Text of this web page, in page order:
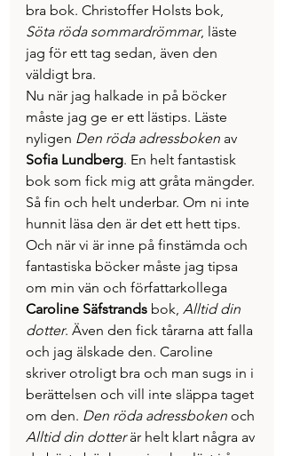
bra bok. Christoffer Holsts bok,
Söta röda sommardrömmar, läste
jag för ett tag sedan, även den
väldigt bra.
Nu när jag halkade in på böcker
måste jag ge er ett lästips. Läste
nyligen Den röda adressboken av
Sofia Lundberg. En helt fantastisk
bok som fick mig att gråta mängder.
Så fin och helt underbar. Om ni inte
hunnit läsa den är det ett hett tips.
Och när vi är inne på finstämda och
fantastiska böcker måste jag tipsa
om min vän och författarkollega
Caroline Säfstrands bok, Alltid din
dotter. Även den fick tårarna att falla
och jag älskade den. Caroline
skriver otroligt bra och man sugs in i
berättelsen och vill inte släppa taget
om den. Den röda adressboken och
Alltid din dotter är helt klart några av